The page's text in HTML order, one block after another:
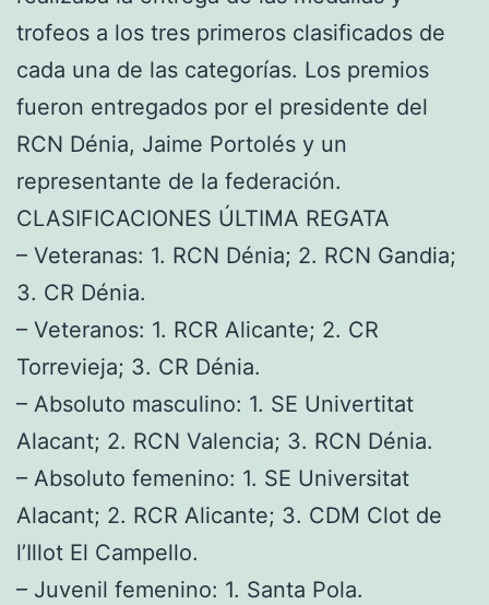
trofeos a los tres primeros clasificados de
cada una de las categorías. Los premios
fueron entregados por el presidente del
RCN Dénia, Jaime Portolés y un
representante de la federación.
CLASIFICACIONES ÚLTIMA REGATA
– Veteranas: 1. RCN Dénia; 2. RCN Gandia;
3. CR Dénia.
– Veteranos: 1. RCR Alicante; 2. CR
Torrevieja; 3. CR Dénia.
– Absoluto masculino: 1. SE Univertitat
Alacant; 2. RCN Valencia; 3. RCN Dénia.
– Absoluto femenino: 1. SE Universitat
Alacant; 2. RCR Alicante; 3. CDM Clot de
l’Illot El Campello.
– Juvenil femenino: 1. Santa Pola.